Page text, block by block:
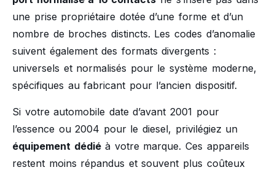
une prise propriétaire dotée d’une forme et d’un
nombre de broches distincts. Les codes d’anomalie
suivent également des formats divergents :
universels et normalisés pour le système moderne,
spécifiques au fabricant pour l’ancien dispositif.
Si votre automobile date d’avant 2001 pour
l’essence ou 2004 pour le diesel, privilégiez un
équipement dédiéà votre marque. Ces appareils
restent moins répandus et souvent plus coûteux